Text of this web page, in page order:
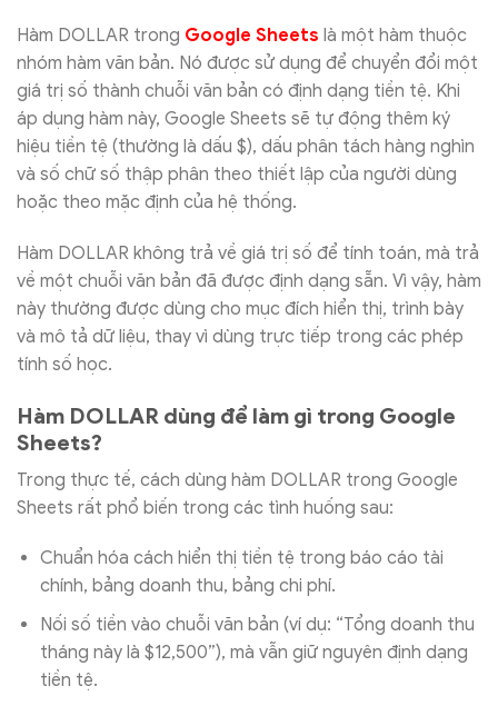
Hàm DOLLAR trong Google Sheets là một hàm thuộc
nhóm hàm văn bản. Nó được sử dụng để chuyển đổi một
giá trị số thành chuỗi văn bản có định dạng tiền tệ. Khi
áp dụng hàm này, Google Sheets sẽ tự động thêm ký
hiệu tiền tệ (thường là dấu $), dấu phân tách hàng nghìn
và số chữ số thập phân theo thiết lập của người dùng
hoặc theo mặc định của hệ thống.
Hàm DOLLAR không trả về giá trị số để tính toán, mà trả
về một chuỗi văn bản đã được định dạng sẵn. Vì vậy, hàm
này thường được dùng cho mục đích hiển thị, trình bày
và mô tả dữ liệu, thay vì dùng trực tiếp trong các phép
tính số học.
Hàm DOLLAR dùng để làm gì trong Google
Sheets?
Trong thực tế, cách dùng hàm DOLLAR trong Google
Sheets rất phổ biến trong các tình huống sau:
Chuẩn hóa cách hiển thị tiền tệ trong báo cáo tài
chính, bảng doanh thu, bảng chi phí.
Nối số tiền vào chuỗi văn bản (ví dụ: “Tổng doanh thu
tháng này là $12,500”), mà vẫn giữ nguyên định dạng
tiền tệ.